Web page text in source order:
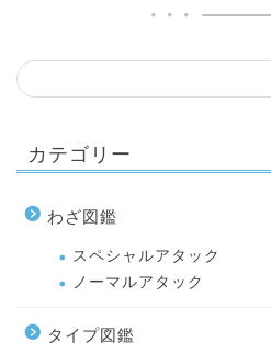
カテゴリー
わざ図鑑
スペシャルアタック
ノーマルアタック
タイプ図鑑